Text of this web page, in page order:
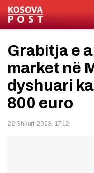
Grabitja e
market në
dyshuari
800 euro
22 Shkurt 2023, 17:12